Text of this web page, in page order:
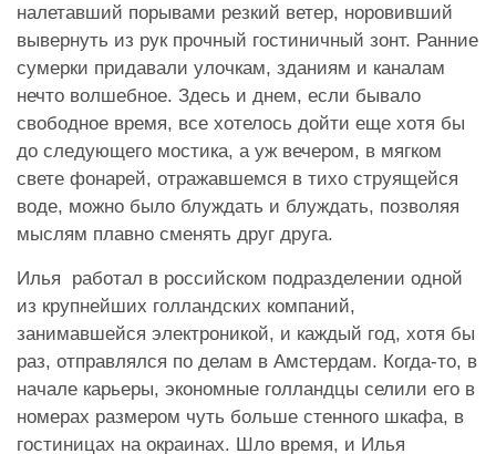
налетавший порывами резкий ветер, норовивший
вывернуть из рук прочный гостиничный зонт. Ранние
сумерки придавали улочкам, зданиям и каналам
нечто волшебное. Здесь и днем, если бывало
свободное время, все хотелось дойти еще хотя бы
до следующего мостика, а уж вечером, в мягком
свете фонарей, отражавшемся в тихо струящейся
воде, можно было блуждать и блуждать, позволяя
мыслям плавно сменять друг друга.
Илья работал в российском подразделении одной
из крупнейших голландских компаний,
занимавшейся электроникой, и каждый год, хотя бы
раз, отправлялся по делам в Амстердам. Когда-то, в
начале карьеры, экономные голландцы селили его в
номерах размером чуть больше стенного шкафа, в
гостиницах на окраинах. Шло время, и Илья